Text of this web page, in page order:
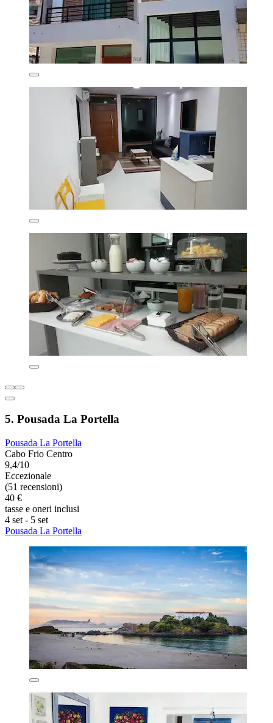
5. Pousada La Portella
Pousada La Portella
Cabo Frio Centro
9,4/10
Eccezionale
(51 recensioni)
40 €
tasse e oneri inclusi
4 set - 5 set
Pousada La Portella